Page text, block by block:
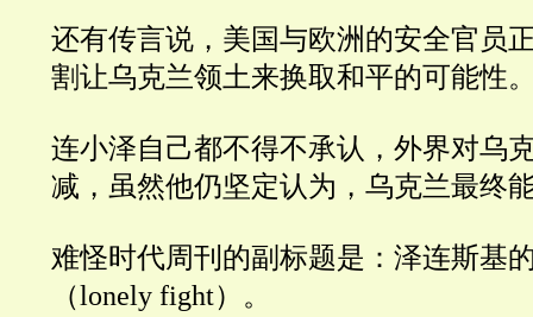
还有传言说，美国与欧洲的安全官员
割让乌克兰领土来换取和平的可能性
连小泽自己都不得不承认，外界对乌
减，虽然他仍坚定认为，乌克兰最终
难怪时代周刊的副标题是：泽连斯基
（lonely fight）。